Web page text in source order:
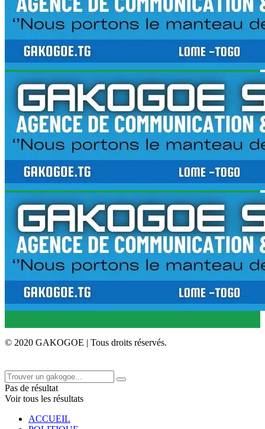
© 2020 GAKOGOE | Tous droits réservés.
Pas de résultat
Voir tous les résultats
ACCUEIL